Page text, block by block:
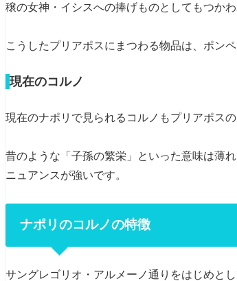
穣の女神・イシスへの捧げものとしてもつかわ
こうしたプリアポスにまつわる物品は、ポン
現在のコルノ
現在のナポリで見られるコルノもプリアポス
昔のような「子孫の繁栄」といった意味は薄
ニュアンスが強いです。
ナポリのコルノの特徴
サングレゴリオ・アルメーノ通りをはじめと